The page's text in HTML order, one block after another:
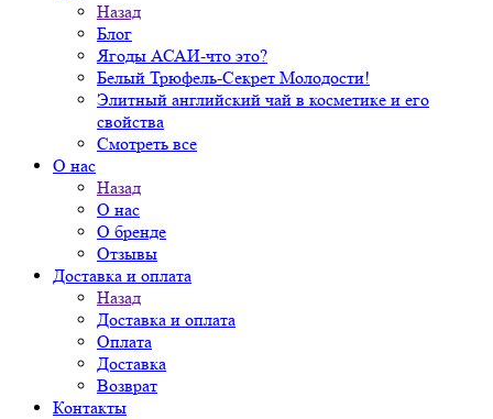
Назад
Блог
Ягоды АСАИ-что это?
Белый Трюфель-Секрет Молодости!
Элитный английский чай в косметике и его
свойства
Смотреть все
О нас
Назад
О нас
О бренде
Отзывы
Доставка и оплата
Назад
Доставка и оплата
Оплата
Доставка
Возврат
Контакты